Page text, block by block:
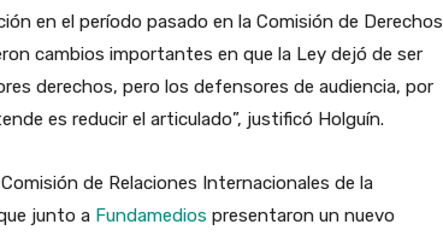
en el período pasado en la Comisión de Derechos
cambios importantes en que la Ley dejó de ser
derechos, pero los defensores de audiencia, por
es reducir el articulado”, justificó Holguín.
de Relaciones Internacionales de la
junto a Fundamedios presentaron un nuevo